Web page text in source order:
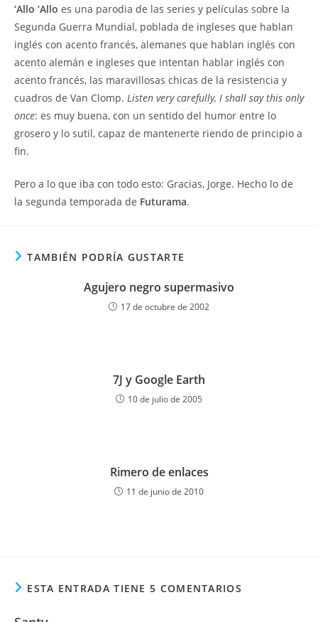
‘Allo ‘Allo es una parodia de las series y películas sobre la
Segunda Guerra Mundial, poblada de ingleses que hablan
inglés con acento francés, alemanes que hablan inglés con
acento alemán e ingleses que intentan hablar inglés con
acento francés, las maravillosas chicas de la resistencia y
cuadros de Van Clomp. Listen very carefully, I shall say this only
once: es muy buena, con un sentido del humor entre lo
grosero y lo sutil, capaz de mantenerte riendo de principio a
fin.
Pero a lo que iba con todo esto: Gracias, Jorge. Hecho lo de
la segunda temporada de Futurama.
TAMBIÉN PODRÍA GUSTARTE
Agujero negro supermasivo
17 de octubre de 2002
7J y Google Earth
10 de julio de 2005
Rimero de enlaces
11 de junio de 2010
ESTA ENTRADA TIENE 5 COMENTARIOS